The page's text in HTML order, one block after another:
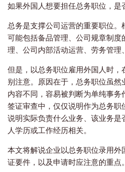
如果外国人想要担任总务职位，是
总务是支撑公司运营的重要职位。
可能包括备品管理、公司规章制度
理、公司内部活动运营、劳务管理
但是，以总务职位雇用外国人时
别注意。原因在于，总务职位虽
内容不同，容易被判断为单纯事
签证审查中，仅仅说明作为总务
说明实际负责什么业务、该业务是
人学历或工作经历相关。
本文将解说企业以总务职位录用
证要件，以及申请时应注意的重点。